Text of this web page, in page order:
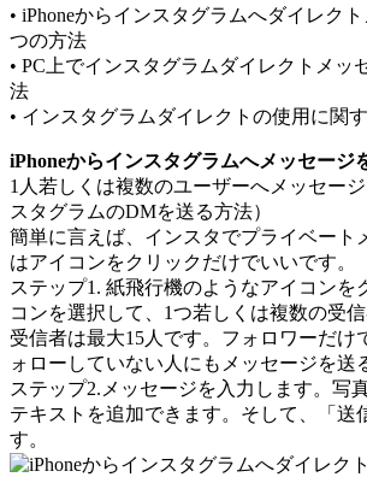
• iPhoneからインスタグラムへダイレク
つの方法
• PC上でインスタグラムダイレクトメッ
法
• インスタグラムダイレクトの使用に関
iPhoneからインスタグラムへメッセージ
1人若しくは複数のユーザーへメッセー
スタグラムのDMを送る方法）
簡単に言えば、インスタでプライベート
はアイコンをクリックだけでいいです。
ステップ1. 紙飛行機のようなアイコンを
コンを選択して、1つ若しくは複数の受信
受信者は最大15人です。フォロワーだけ
ォローしていない人にもメッセージを送
ステップ2.メッセージを入力します。写
テキストを追加できます。そして、「送
す。